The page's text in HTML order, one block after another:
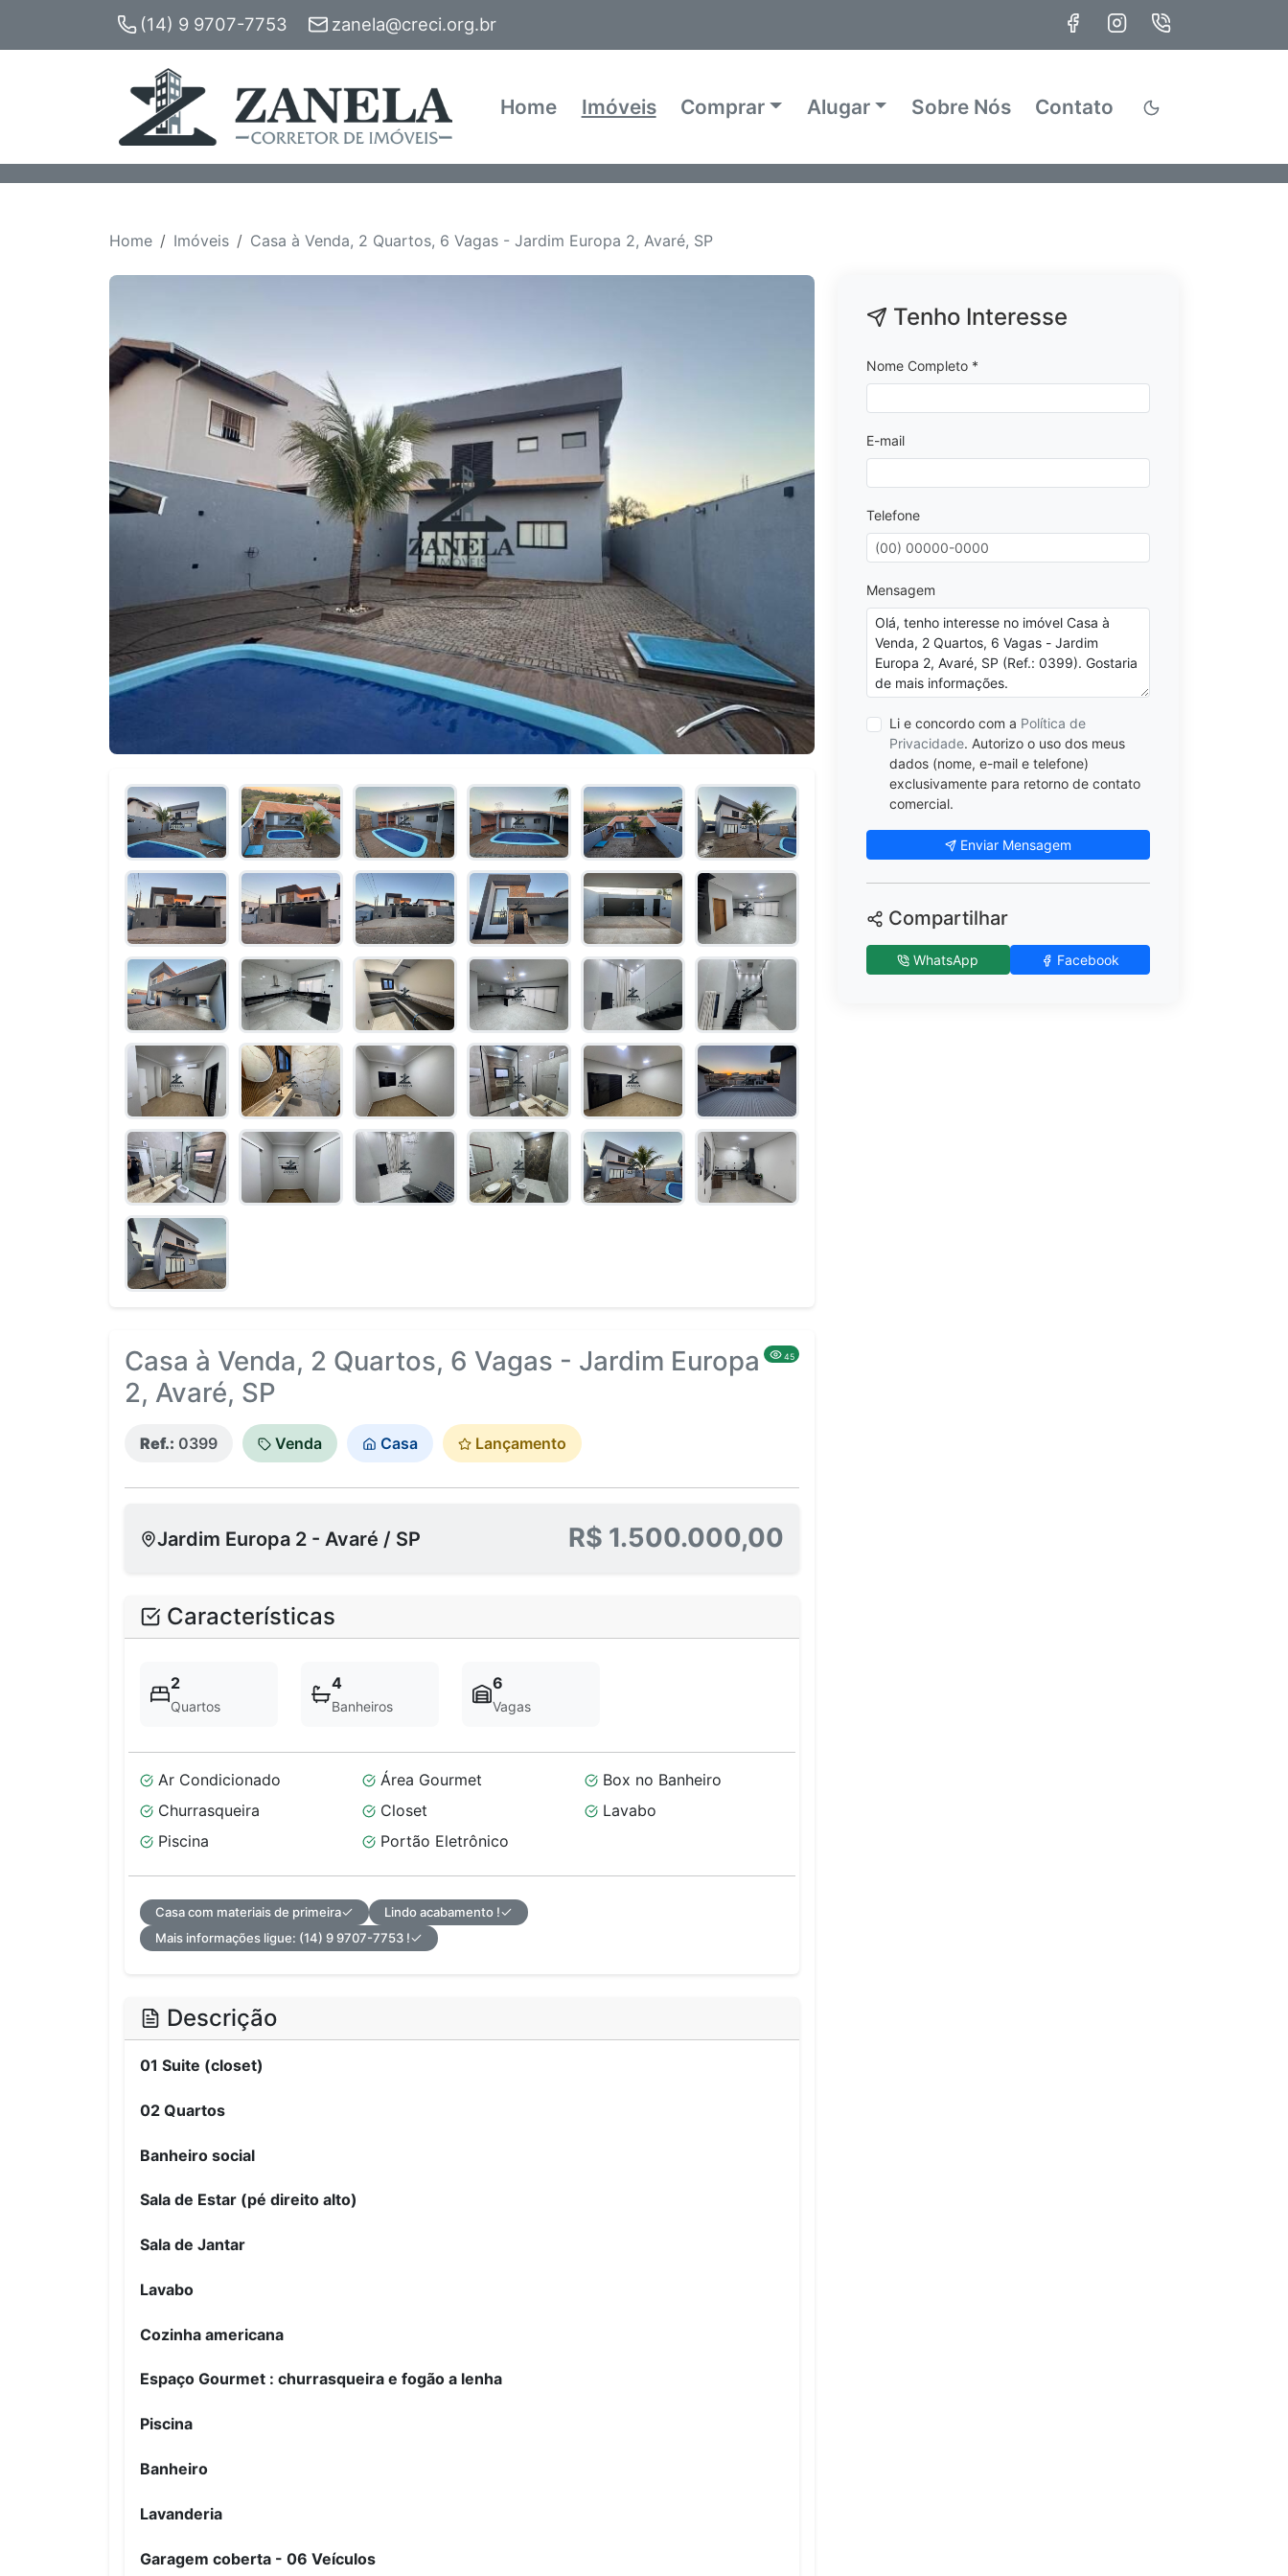
(14) 9 9707-7753 zanela@creci.org.br
Home Imóveis Comprar Alugar Sobre Nós Contato
Home Imóveis Casa à Venda, 2 Quartos, 6 Vagas - Jardim Europa 2, Avaré, SP
Casa à Venda, 2 Quartos, 6 Vagas - Jardim Europa
2, Avaré, SP
45
Ref.: 0399 Venda Casa Lançamento
Jardim Europa 2 - Avaré / SP R$ 1.500.000,00
Características
2
Quartos
4
Banheiros
6
Vagas
Ar Condicionado Área Gourmet
Box no Banheiro
Churrasqueira
Closet
Lavabo
Piscina
Portão Eletrônico
Casa com materiais de primeira
Lindo acabamento !
Mais informações ligue: (14) 9 9707-7753 !
Descrição
01 Suite (closet)
02 Quartos
Banheiro social
Sala de Estar (pé direito alto)
Sala de Jantar
Lavabo
Cozinha americana
Espaço Gourmet : churrasqueira e fogão a lenha
Piscina
Banheiro
Lavanderia
Garagem coberta - 06 Veículos
Tenho Interesse
Nome Completo *
E-mail
Telefone
Mensagem
Li e concordo com a Política de
Privacidade. Autorizo o uso dos meus
dados (nome, e-mail e telefone)
exclusivamente para retorno de contato
comercial.
Enviar Mensagem
Compartilhar
WhatsApp Facebook